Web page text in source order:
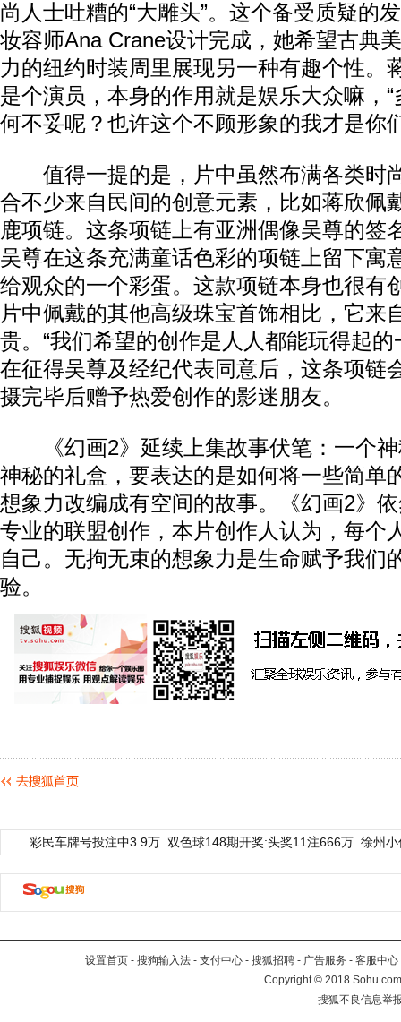
尚人士吐糟的“大雕头”。这个备受质疑的
妆容师Ana Crane设计完成，她希望古典
力的纽约时装周里展现另一种有趣个性。
是个演员，本身的作用就是娱乐大众嘛，“
何不妥呢？也许这个不顾形象的我才是你
值得一提的是，片中虽然布满各类时
合不少来自民间的创意元素，比如蒋欣佩
鹿项链。这条项链上有亚洲偶像吴尊的签
吴尊在这条充满童话色彩的项链上留下寓
给观众的一个彩蛋。这款项链本身也很有
片中佩戴的其他高级珠宝首饰相比，它来
贵。“我们希望的创作是人人都能玩得起的
在征得吴尊及经纪代表同意后，这条项链
摄完毕后赠予热爱创作的影迷朋友。
《幻画2》延续上集故事伏笔：一个神
神秘的礼盒，要表达的是如何将一些简单
想象力改编成有空间的故事。《幻画2》
专业的联盟创作，本片创作人认为，每个
自己。无拘无束的想象力是生命赋予我们
验。
彩民车牌号投注中3.9万 双色球148期开奖:头奖11注666万 徐州
设置首页 - 搜狗输入法 - 支付中心 - 搜狐招聘 - 广告服务 - 客服中心
Copyright©2018
搜狐不良信息举